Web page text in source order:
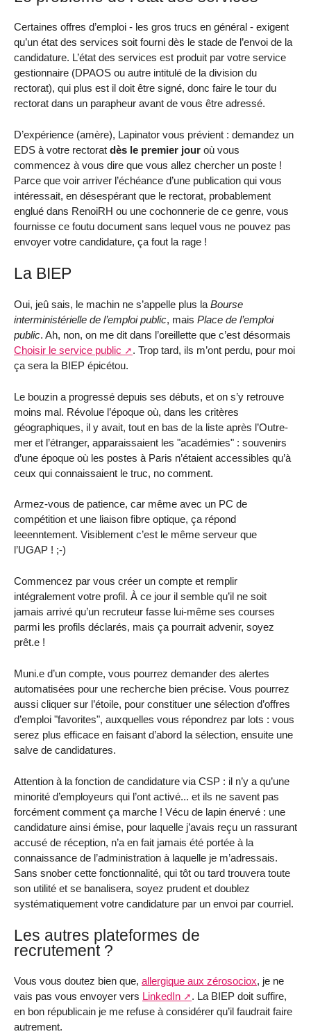
Certaines offres d’emploi - les gros trucs en général - exigent
qu’un état des services soit fourni dès le stade de l’envoi de la
candidature. L’état des services est produit par votre service
gestionnaire (DPAOS ou autre intitulé de la division du
rectorat), qui plus est il doit être signé, donc faire le tour du
rectorat dans un parapheur avant de vous être adressé.
D’expérience (amère), Lapinator vous prévient : demandez un
EDS à votre rectorat dès le premier jour où vous
commencez à vous dire que vous allez chercher un poste !
Parce que voir arriver l’échéance d’une publication qui vous
intéressait, en désespérant que le rectorat, probablement
englué dans RenoiRH ou une cochonnerie de ce genre, vous
fournisse ce foutu document sans lequel vous ne pouvez pas
envoyer votre candidature, ça fout la rage !
La BIEP
Oui, jeû sais, le machin ne s’appelle plus la Bourse
interministérielle de l’emploi public, mais Place de l’emploi
public. Ah, non, on me dit dans l’oreillette que c’est désormais
Choisir le service public
. Trop tard, ils m’ont perdu, pour moi
ça sera la BIEP épicétou.
Le bouzin a progressé depuis ses débuts, et on s’y retrouve
moins mal. Révolue l’époque où, dans les critères
géographiques, il y avait, tout en bas de la liste après l’Outre-
mer et l’étranger, apparaissaient les "académies" : souvenirs
d’une époque où les postes à Paris n’étaient accessibles qu’à
ceux qui connaissaient le truc, no comment.
Armez-vous de patience, car même avec un PC de
compétition et une liaison fibre optique, ça répond
leeenntement. Visiblement c’est le même serveur que
l’UGAP ! ;-)
Commencez par vous créer un compte et remplir
intégralement votre profil. À ce jour il semble qu’il ne soit
jamais arrivé qu’un recruteur fasse lui-même ses courses
parmi les profils déclarés, mais ça pourrait advenir, soyez
prêt.e !
Muni.e d’un compte, vous pourrez demander des alertes
automatisées pour une recherche bien précise. Vous pourrez
aussi cliquer sur l’étoile, pour constituer une sélection d’offres
d’emploi "favorites", auxquelles vous répondrez par lots : vous
serez plus efficace en faisant d’abord la sélection, ensuite une
salve de candidatures.
Attention à la fonction de candidature via CSP : il n’y a qu’une
minorité d’employeurs qui l’ont activé... et ils ne savent pas
forcément comment ça marche ! Vécu de lapin énervé : une
candidature ainsi émise, pour laquelle j’avais reçu un rassurant
accusé de réception, n’a en fait jamais été portée à la
connaissance de l’administration à laquelle je m’adressais.
Sans snober cette fonctionnalité, qui tôt ou tard trouvera toute
son utilité et se banalisera, soyez prudent et doublez
systématiquement votre candidature par un envoi par courriel.
Les autres plateformes de
recrutement ?
Vous vous doutez bien que, allergique aux zérosociox, je ne
vais pas vous envoyer vers LinkedIn
. La BIEP doit suffire,
en bon républicain je me refuse à considérer qu’il faudrait faire
autrement.